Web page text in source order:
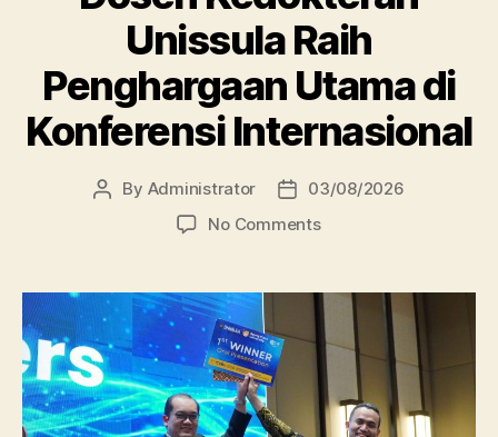
Unissula Raih
Penghargaan Utama di
Konferensi Internasional
Post
By Administrator
Post03/08/2026
No Commentson
Unissula
Raih
Penghargaan
Utama
di
Konferensi